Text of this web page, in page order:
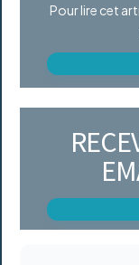
Pour lire cet